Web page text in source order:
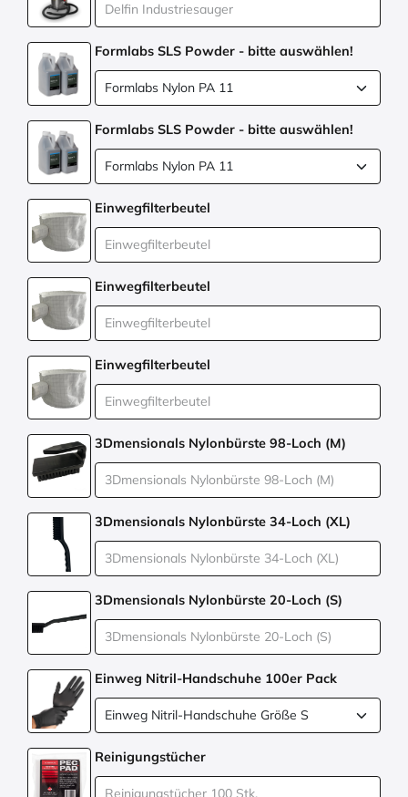
Formlabs SLS Powder - bitte auswählen!
Formlabs SLS Powder - bitte auswählen!
Einwegfilterbeutel
Einwegfilterbeutel
Einwegfilterbeutel
3Dmensionals Nylonbürste 98-Loch (M)
3Dmensionals Nylonbürste 34-Loch (XL)
3Dmensionals Nylonbürste 20-Loch (S)
Einweg Nitril-Handschuhe 100er Pack
Reinigungstücher